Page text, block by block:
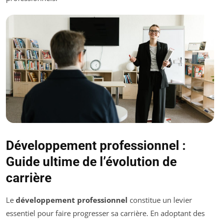
Développement professionnel :
Guide ultime de l’évolution de
carrière
Le développement professionnel constitue un levier
essentiel pour faire progresser sa carrière. En adoptant des